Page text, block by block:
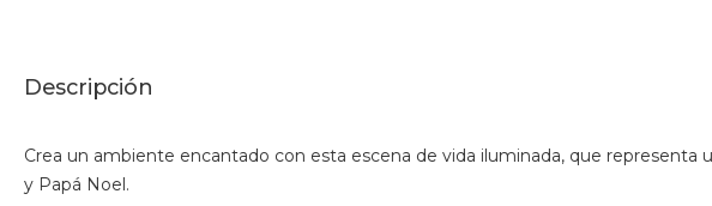
Descripción
Crea un ambiente encantado con esta escena de vida iluminada, que
y Papá Noel.